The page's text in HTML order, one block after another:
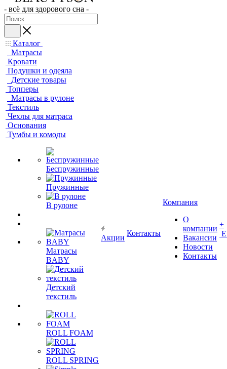
- всё для здорового сна -
Каталог
Матрасы
Кровати
Подушки и одеяла
Детские товары
Топперы
Матрасы в рулоне
Текстиль
Чехлы для матраса
Основания
Тумбы и комоды
Беспружинные
Пружинные
В рулоне
Матрасы
BABY
Детский
текстиль
ROLL FOAM
ROLL SPRING
Акции
Контакты
Компания
О
компании
Вакансии
Новости
Контакты
+